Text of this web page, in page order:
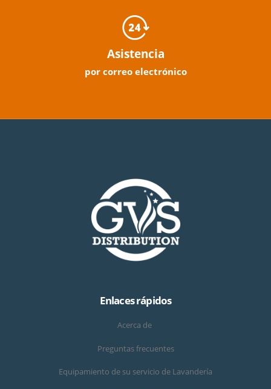
Asistencia
por correo electrónico
Enlaces rápidos
Acerca de
Preguntas frecuentes
Equipamiento de su servicio de Lavandería